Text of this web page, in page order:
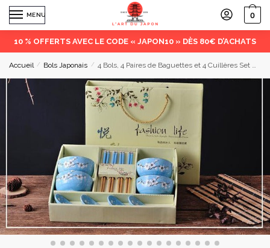
MENU 0
10 % OFFERTS AVEC LE CODE « JAPON10 » DÈS 80€ D’ACHATS
Accueil / Bols Japonais / 4 Bols, 4 Paires de Baguettes et 4 Cuillères Set Mita